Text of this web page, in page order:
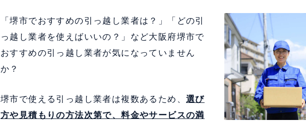
「堺市でおすすめの引っ越し業者は？」「どの引
っ越し業者を使えばいいの？」など大阪府堺市で
おすすめの引っ越し業者が気になっていません
か？
堺市で使える引っ越し業者は複数あるため、 選び
方や見積もりの方法次第で、料金やサービスの満